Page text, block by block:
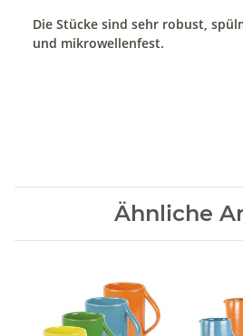
Die Stücke sind sehr robust,
und mikrowellenfest.
Ähnliche